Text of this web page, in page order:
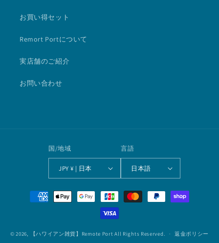
お買い得セット
Remort Portについて
実店舗のご紹介
お問い合わせ
国/地域
JPY ¥ | 日本
言語
日本語
法
© 2026, 【ハワイアン雑貨】Remote Port All Rights Reserved. 返金ポリシー